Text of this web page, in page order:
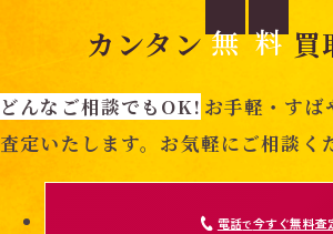
カンタン 無 料 買
どんなご相談でもOK! お手軽・すば
査定いたします。お気軽にご相談く
電話で今すぐ無料査